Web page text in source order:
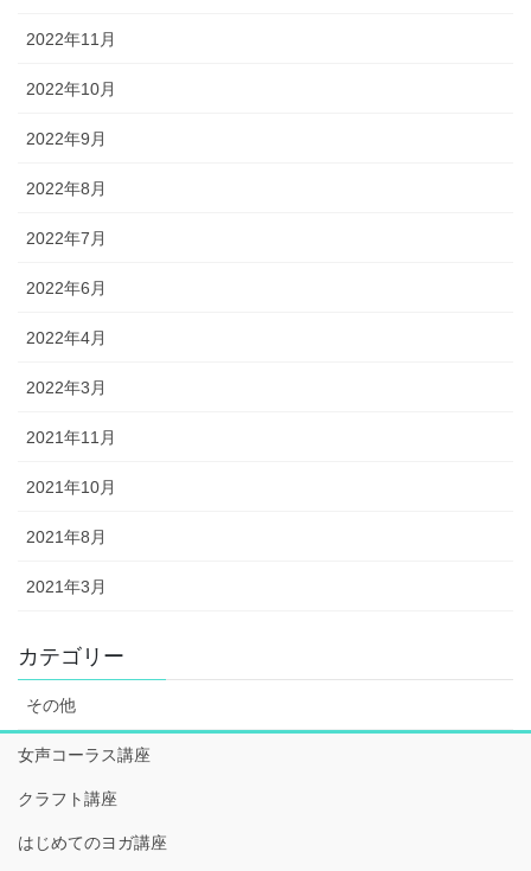
2022年11月
2022年10月
2022年9月
2022年8月
2022年7月
2022年6月
2022年4月
2022年3月
2021年11月
2021年10月
2021年8月
2021年3月
カテゴリー
その他
女声コーラス講座
クラフト講座
はじめてのヨガ講座